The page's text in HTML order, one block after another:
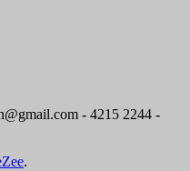
- 4215 2244 -
.